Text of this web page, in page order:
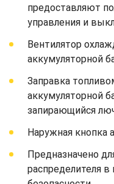
предоставляют
управления и
Вентилятор
аккумуляторной
Заправка
аккумуляторной
запирающийся
Наружная кнопка
Предназначено
распределителя в